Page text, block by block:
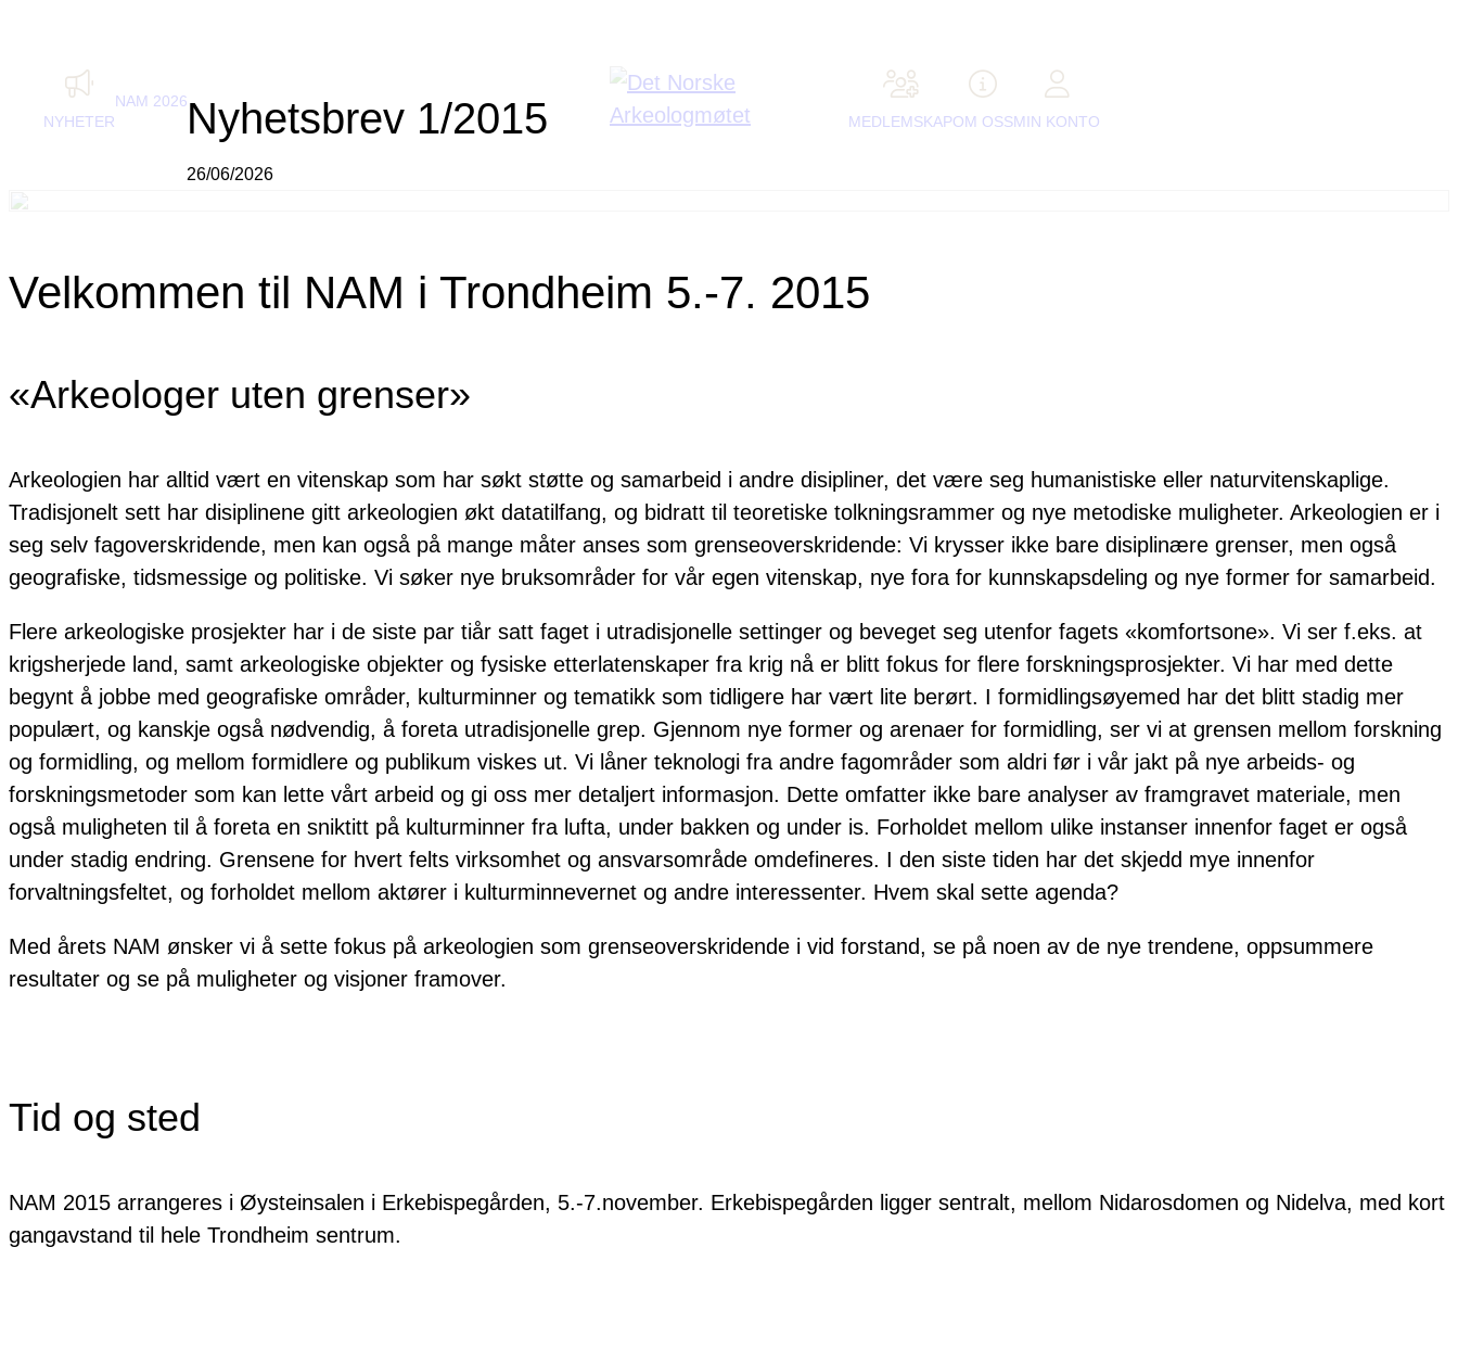
innhold
NYHETER
NAM 2026
MEDLEMSKAPOM OSSMIN KONTO
Nyhetsbrev 1/2015
26/06/2026
Velkommen til NAM i Trondheim 5.-7. 2015
«Arkeologer uten grenser»
Arkeologien har alltid vært en vitenskap som har søkt støtte og samarbeid i andre disipliner, det være seg humanistiske eller naturvitenskaplige.
Tradisjonelt sett har disiplinene gitt arkeologien økt datatilfang, og bidratt til teoretiske tolkningsrammer og nye metodiske muligheter. Arkeologien er i
seg selv fagoverskridende, men kan også på mange måter anses som grenseoverskridende: Vi krysser ikke bare disiplinære grenser, men også
geografiske, tidsmessige og politiske. Vi søker nye bruksområder for vår egen vitenskap, nye fora for kunnskapsdeling og nye former for samarbeid.
Flere arkeologiske prosjekter har i de siste par tiår satt faget i utradisjonelle settinger og beveget seg utenfor fagets «komfortsone». Vi ser f.eks. at
krigsherjede land, samt arkeologiske objekter og fysiske etterlatenskaper fra krig nå er blitt fokus for flere forskningsprosjekter. Vi har med dette
begynt å jobbe med geografiske områder, kulturminner og tematikk som tidligere har vært lite berørt. I formidlingsøyemed har det blitt stadig mer
populært, og kanskje også nødvendig, å foreta utradisjonelle grep. Gjennom nye former og arenaer for formidling, ser vi at grensen mellom forskning
og formidling, og mellom formidlere og publikum viskes ut. Vi låner teknologi fra andre fagområder som aldri før i vår jakt på nye arbeids- og
forskningsmetoder som kan lette vårt arbeid og gi oss mer detaljert informasjon. Dette omfatter ikke bare analyser av framgravet materiale, men
også muligheten til å foreta en sniktitt på kulturminner fra lufta, under bakken og under is. Forholdet mellom ulike instanser innenfor faget er også
under stadig endring. Grensene for hvert felts virksomhet og ansvarsområde omdefineres. I den siste tiden har det skjedd mye innenfor
forvaltningsfeltet, og forholdet mellom aktører i kulturminnevernet og andre interessenter. Hvem skal sette agenda?
Med årets NAM ønsker vi å sette fokus på arkeologien som grenseoverskridende i vid forstand, se på noen av de nye trendene, oppsummere
resultater og se på muligheter og visjoner framover.
Tid og sted
NAM 2015 arrangeres i Øysteinsalen i Erkebispegården, 5.-7.november. Erkebispegården ligger sentralt, mellom Nidarosdomen og Nidelva, med kort
gangavstand til hele Trondheim sentrum.